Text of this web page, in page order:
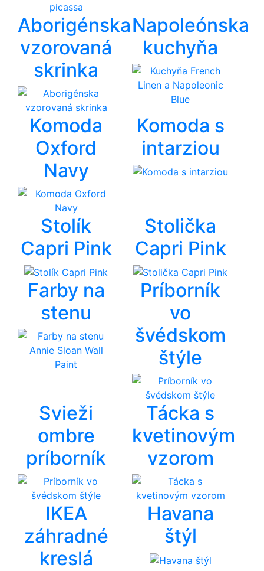
Aborigénska
vzorovaná
skrinka
Napoleónska
kuchyňa
Komoda
Oxford
Navy
Komoda s
intarziou
Stolík
Capri Pink
Stolička
Capri Pink
Farby na
stenu
Príborník
vo
švédskom
štýle
Svieži
ombre
príborník
Tácka s
kvetinovým
vzorom
IKEA
záhradné
kreslá
Havana
štýl